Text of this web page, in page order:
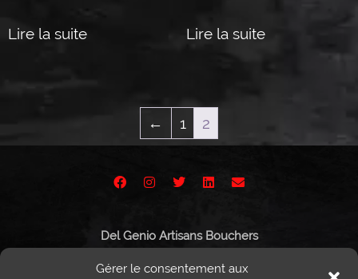
Gérer le consentement aux
Lire la suite Lire la suite
← 1 2
Del Genio Artisans Bouchers
1950 Sion